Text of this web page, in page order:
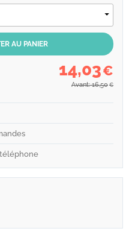
14,03€
Avant: 16,50 €